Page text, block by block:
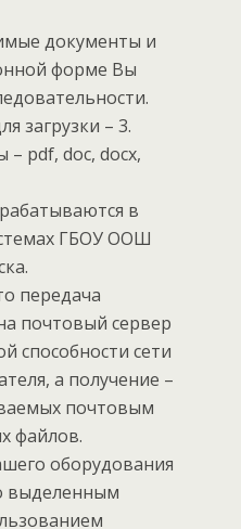
документы и
форме Вы
загрузки – 3.
pdf, doc, docx,
в
ГБОУ ООШ
передача
почтовый сервер
способности сети
а получение –
почтовым
файлов.
оборудования
выделенным